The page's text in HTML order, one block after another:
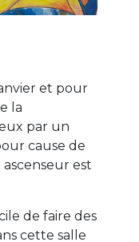
et pour
la
par un
cause de
est
de faire des
cette salle